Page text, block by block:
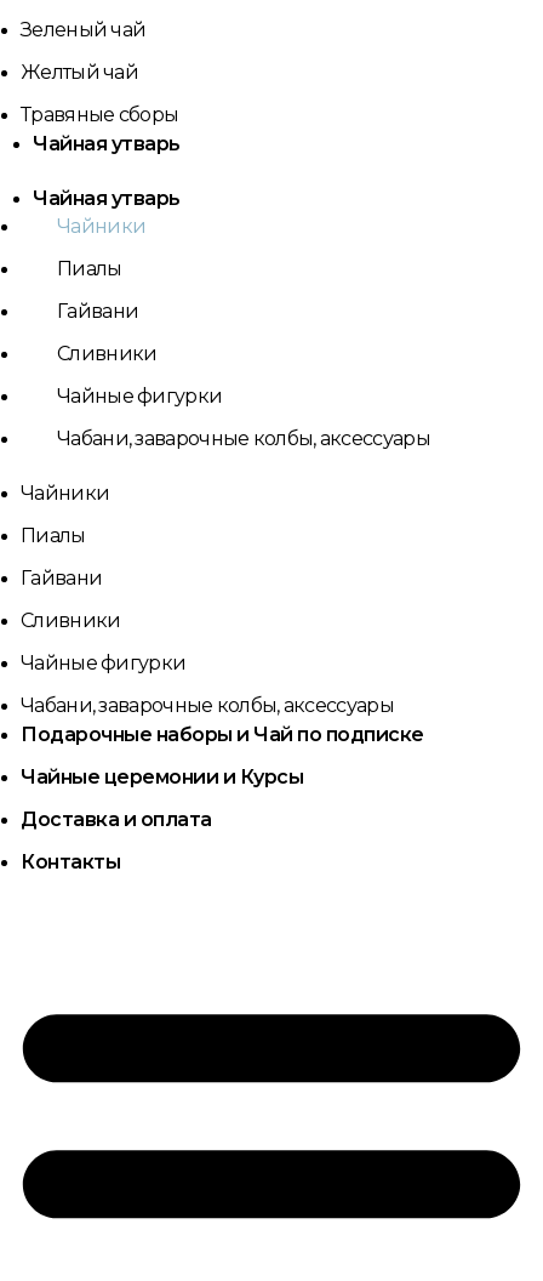
Зеленый чай
Желтый чай
Травяные сборы
Чайная утварь
Чайная утварь
Чайники
Пиалы
Гайвани
Сливники
Чайные фигурки
Чабани, заварочные колбы, аксессуары
Чайники
Пиалы
Гайвани
Сливники
Чайные фигурки
Чабани, заварочные колбы, аксессуары
Подарочные наборы и Чай по подписке
Чайные церемонии и Курсы
Доставка и оплата
Контакты